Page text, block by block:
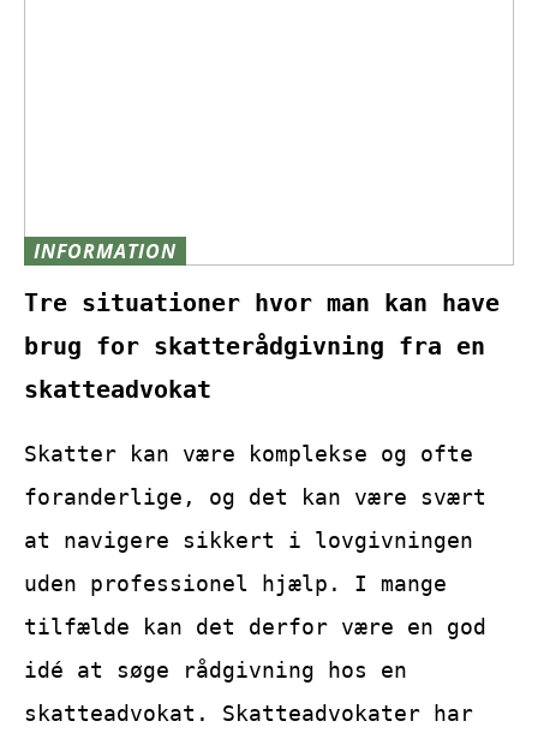
INFORMATION
Tre situationer hvor man kan have
brug for skatterådgivning fra en
skatteadvokat
Skatter kan være komplekse og ofte
foranderlige, og det kan være svært
at navigere sikkert i lovgivningen
uden professionel hjælp. I mange
tilfælde kan det derfor være en god
idé at søge rådgivning hos en
skatteadvokat. Skatteadvokater har